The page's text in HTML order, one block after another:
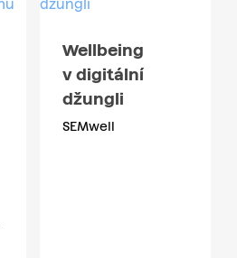
Wellbeing
v digitální
džungli
SEMwell